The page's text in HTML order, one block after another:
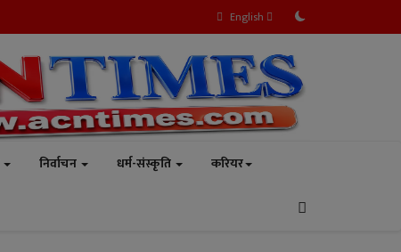
English
निर्वाचन धर्म-संस्कृति करियर